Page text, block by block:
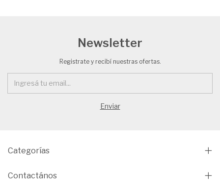
Newsletter
Registrate y recibí nuestras ofertas.
Categorías
Contactános